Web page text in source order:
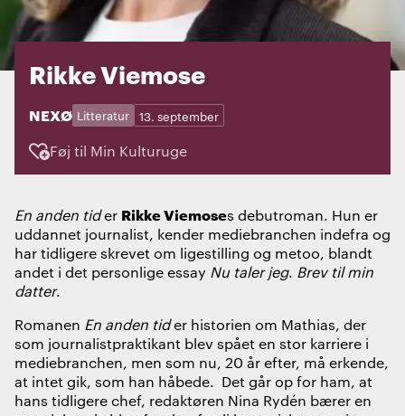
Rikke Viemose
STED:
NEXØ
Kategorier:Litteratur
Dage: 13. september
Føj til Min Kulturuge
En anden tider Rikke Viemoses debutroman. Hun er
uddannet journalist, kender mediebranchen indefra og
har tidligere skrevet om ligestilling og metoo, blandt
andet i det personlige essay Nu taler jeg. Brev til min
datter.
Romanen En anden tider historien om Mathias, der
som journalistpraktikant blev spået en stor karriere i
mediebranchen, men som nu, 20 år efter, må erkende,
at intet gik, som han håbede. Det går op for ham, at
hans tidligere chef, redaktøren Nina Rydén bærer en